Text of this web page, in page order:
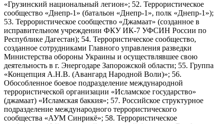
«Грузинский национальный легион»; 52. Террористическое
сообщество «Днепр-1» (батальон «Днепр-1», полк «Днепр-1»);
53. Террористическое сообщество «Джамаат» (созданное в
исправительном учреждении ФКУ ИК-7 УФСИН России по
Республике Дагестан); 54. Террористическое сообщество,
созданное сотрудниками Главного управления разведки
Министерства обороны Украины и осуществлявшее свою
деятельность в г. Энергодаре Запорожской области; 55. Группа
«Концепция А.Н.В. (Авангард Народной Воли)»; 56.
Обособленное боевое подразделение международной
террористической организации «Исламское государство»
(джамаат) «Исламская баккия»; 57. Российское структурное
подразделение международного террористического
сообщества «АУМ Синрикё»; 58. Террористическое